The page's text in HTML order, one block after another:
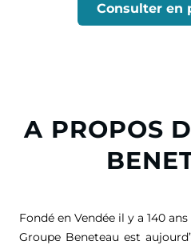
Consulter en
A PROPOS
Fondé en Vendée il y a 140
Groupe Beneteau est